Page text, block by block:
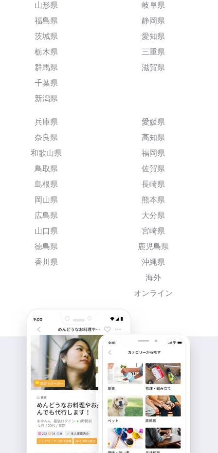
山形県
福島県
茨城県
栃木県
群馬県
千葉県
新潟県
岐阜県
静岡県
愛知県
三重県
滋賀県
兵庫県
奈良県
和歌山県
鳥取県
島根県
岡山県
広島県
山口県
徳島県
香川県
愛媛県
高知県
福岡県
佐賀県
長崎県
熊本県
大分県
宮崎県
鹿児島県
沖縄県
海外
オンライン